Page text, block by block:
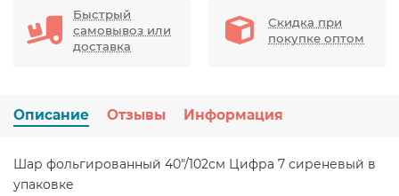
Быстрый
самовывоз или
доставка
Скидка при
покупке оптом
Описание Отзывы Информация
Шар фольгированный 40"/102см Цифра 7 сиреневый в
упаковке